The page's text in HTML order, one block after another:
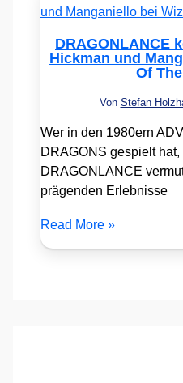
DRAGONLANCE
Hickman und
Of
Von Stefan
Wer in den 1980ern
DRAGONS gespielt hat,
DRAGONLANCE
prägenden Erlebnisse
Read More »